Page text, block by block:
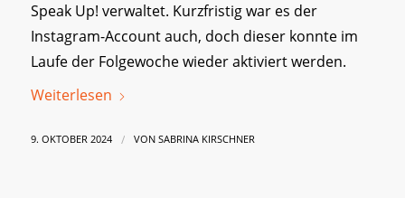
Speak Up! verwaltet. Kurzfristig war es der
Instagram-Account auch, doch dieser konnte im
Laufe der Folgewoche wieder aktiviert werden.
Weiterlesen
9. OKTOBER 2024 / VON SABRINA KIRSCHNER